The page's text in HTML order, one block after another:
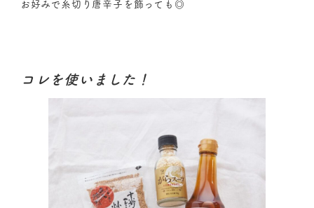
お好みで糸切り唐辛子を飾っても◎
コレを使いました！